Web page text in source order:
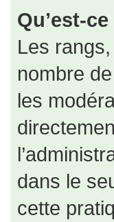
Qu’est-
Les
nombre
les
dans le
cette